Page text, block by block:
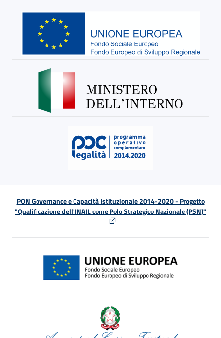
PON Governance e Capacità Istituzionale 2014-2020 - Progetto
"Qualificazione dell'INAIL come Polo Strategico Nazionale (PSN)"